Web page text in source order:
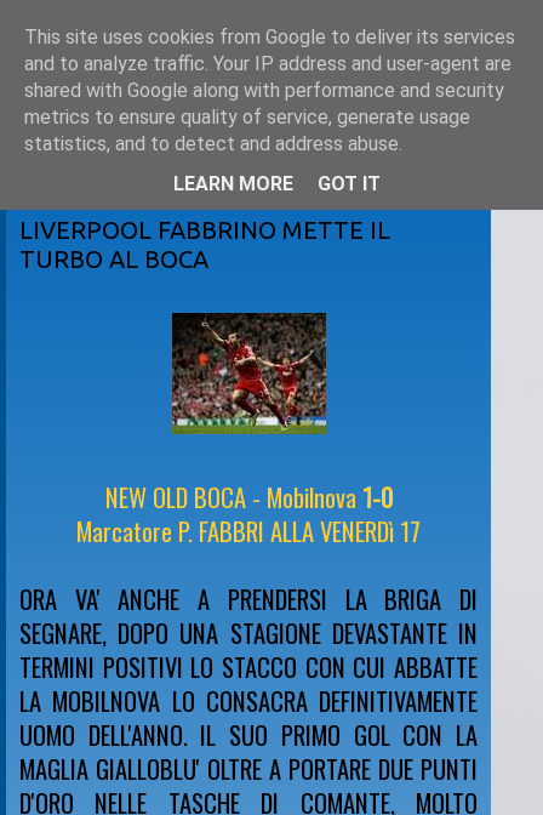
LIVERPOOL FABBRINO METTE IL
TURBO AL BOCA
NEW OLD BOCA - Mobilnova 1-0
Marcatore P. FABBRI ALLA VENERDì 17
ORA VA' ANCHE A PRENDERSI LA BRIGA DI
SEGNARE, DOPO UNA STAGIONE DEVASTANTE IN
TERMINI POSITIVI LO STACCO CON CUI ABBATTE
LA MOBILNOVA LO CONSACRA DEFINITIVAMENTE
UOMO DELL'ANNO. IL SUO PRIMO GOL CON LA
MAGLIA GIALLOBLU' OLTRE A PORTARE DUE PUNTI
D'ORO NELLE TASCHE DI COMANTE, MOLTO
This site uses cookies from Google to deliver its services
and to analyze traffic. Your IP address and user-agent are
shared with Google along with performance and security
metrics to ensure quality of service, generate usage
statistics, and to detect and address abuse.
LEARN MORE
GOT IT